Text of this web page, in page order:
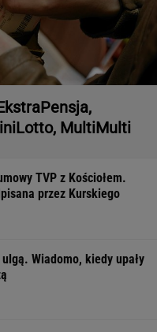
MultiMulti
TVP z Kościołem.
przez Kurskiego
Wiadomo, kiedy upały